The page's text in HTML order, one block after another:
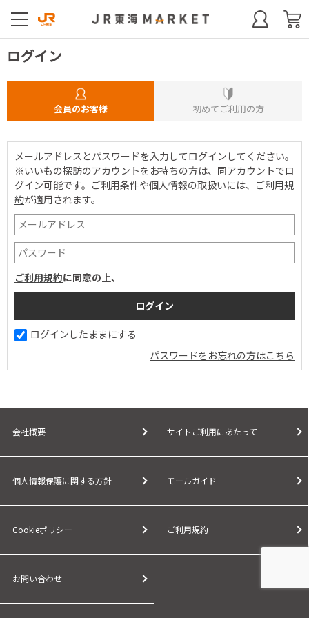
ログイン
会員のお客様 初めてご利用の方
メールアドレスとパスワードを入力してログインしてください。
※いいもの探訪のアカウントをお持ちの方は、同アカウントでロ
グイン可能です。 ご利用条件や個人情報の取扱いには、 ご利用規
約が適用されます。
ご利用規約に同意の上、
ログインしたままにする
パスワードをお忘れの方はこちら
会社概要 サイトご利用にあたって
個人情報保護に関する方針 モールガイド
Cookieポリシー ご利用規約
お問い合わせ